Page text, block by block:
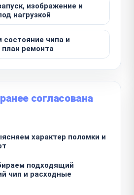
изображение и
нагрузкой
чипа и
ремонта
согласована
характер поломки и
подходящий
чип и расходные